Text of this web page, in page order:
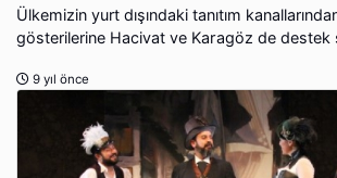
Ülkemizin yurt dışındaki tanıtım
gösterilerine Hacivat ve Karagöz de destek
9 yıl önce